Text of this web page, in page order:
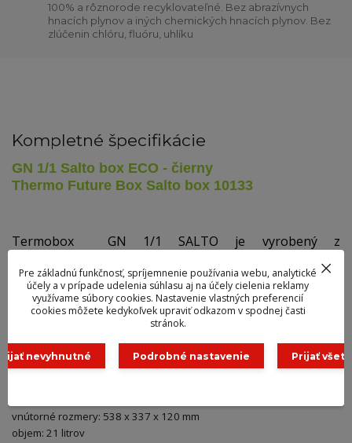
100% a rôznorode recyklovateľné. Bez abrazívnych
hnacích plynov a iných chemických hnacích plynov. Bez
zlúčenin chlóru, fluóru, uhlíku
Kompletné špecifikácie
GN 1/1 Salto box ECO - čierny
Thermo Future Box Salto box 10133
Termobox GN 1/1 SALTO je vyrobený z
robustný, a má dlhú životnosť. Má výborné izolačné
vlastnosti od -40°C do +120°C, je určený pre bezpečný
transport potravín (chladné i horúce), je stohovateľný
a vhodný aj do umývačky.
vnútorné rozmery: 538 x 337 x 120 mm
objem: 21 litrov
Pre základnú funkčnosť, spríjemnenie používania webu, analytické
účely a v prípade udelenia súhlasu aj na účely cielenia reklamy
využívame súbory cookies. Nastavenie vlastných preferencií
cookies môžete kedykoľvek upraviť odkazom v spodnej časti
stránok.
nevyhnutné Podrobné nastavenie Prijať